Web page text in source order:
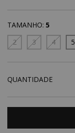
TAMANHO: 5
2
3 4 5
QUANTIDADE